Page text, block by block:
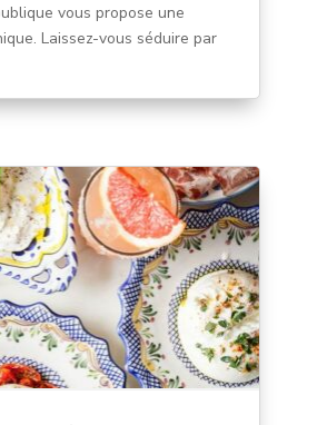
vous propose une
Laissez-vous séduire par